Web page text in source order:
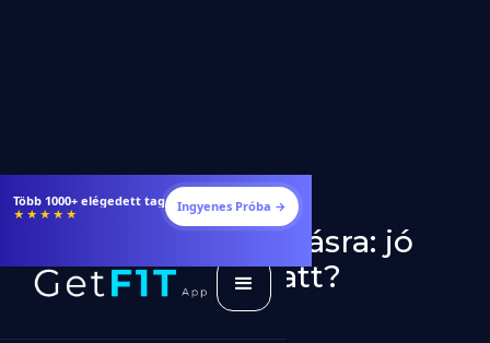
Étrendek, receptek és edzéstervek
★★★★★ Ingyenes Próba →
Sertés Párizsi fogyásra: jó
választás diéta alatt?